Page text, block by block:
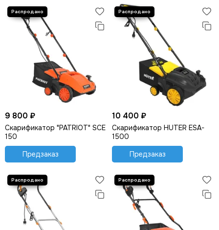
9 800 ₽
Скарификатор "PATRIOT" SCE
150
Предзаказ
10 400 ₽
Скарификатор HUTER ESA-
1500
Предзаказ